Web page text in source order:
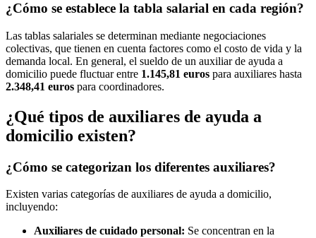
¿Cómo se establece la tabla salarial en cada región?
Las tablas salariales se determinan mediante negociaciones
colectivas, que tienen en cuenta factores como el costo de vida y la
demanda local. En general, el sueldo de un auxiliar de ayuda a
domicilio puede fluctuar entre 1.145,81 euros para auxiliares hasta
2.348,41 euros para coordinadores.
¿Qué tipos de auxiliares de ayuda a
domicilio existen?
¿Cómo se categorizan los diferentes auxiliares?
Existen varias categorías de auxiliares de ayuda a domicilio,
incluyendo:
Auxiliares de cuidado personal: Se concentran en la